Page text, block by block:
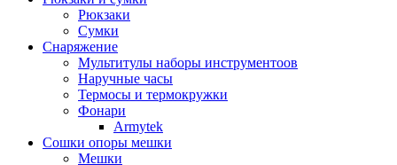
Рюкзаки
Сумки
Снаряжение
Мультитулы наборы инструментоов
Наручные часы
Термосы и термокружки
Фонари
Armytek
Сошки опоры мешки
Мешки